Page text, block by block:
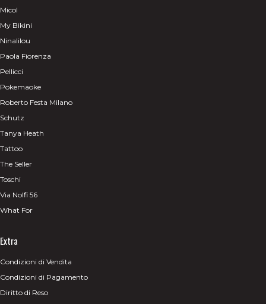
Micol
My Bikini
Ninalilou
Paola Fiorenza
Pellicci
Pokemaoke
Roberto Festa Milano
Schutz
Tanya Heath
Tattoo
The Seller
Toschi
Via Nolfi 56
What For
Extra
Condizioni di Vendita
Condizioni di Pagamento
Diritto di Reso